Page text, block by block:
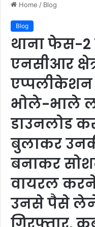
Home / Blog
Blog
थाना फेस-2
एनसीआर
भोले-भाले
डाउनलोड
बुलाकर
बनाकर
वायरल
उनसे पैसे लेने